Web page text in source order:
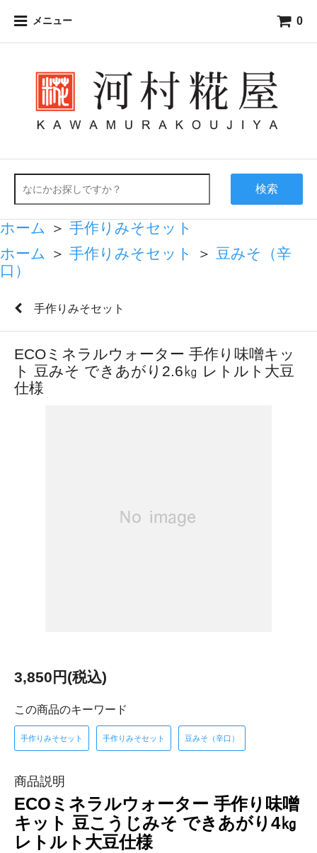
メニュー 0
検索
ホーム ＞ 手作りみそセット
ホーム
＞ 手作りみそセット ＞ 豆みそ（辛
口）
手作りみそセット
ECOミネラルウォーター 手作り味噌キッ
ト 豆みそ できあがり2.6㎏ レトルト大豆
仕様
3,850円(税込)
この商品のキーワード
手作りみそセット 手作りみそセット 豆みそ（辛口）
商品説明
ECOミネラルウォーター 手作り味噌
キット 豆こうじみそ できあがり4㎏
レトルト大豆仕様